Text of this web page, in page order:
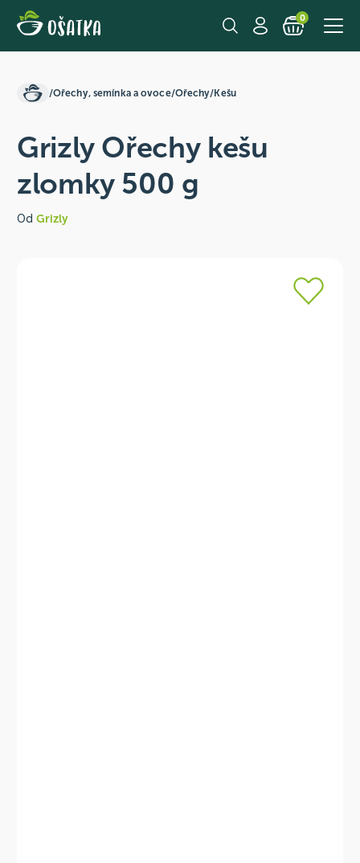
0
/Ořechy, semínka a ovoce/Ořechy/Kešu
Grizly Ořechy kešu
zlomky 500 g
Od Grizly